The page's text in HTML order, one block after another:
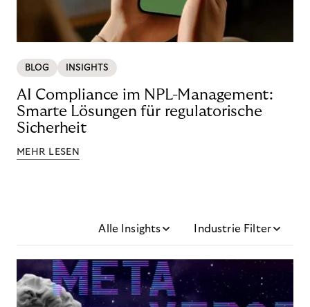
BLOG INSIGHTS
AI Compliance im NPL-Management:
Smarte Lösungen für regulatorische
Sicherheit
MEHR LESEN
Alle Insights Industrie Filter